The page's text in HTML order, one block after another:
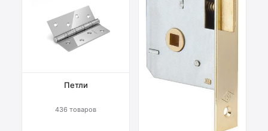
Петли
436 товаров